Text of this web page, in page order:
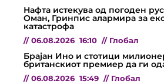
Нафта истекува од погоден
Оман, Гринпис алармира за
катастрофа
// 06.08.2026 16:10 // Глобал
Брајан Ино и стотици
британскиот премиер да ги
// 06.08.2026 15:49 // Глобал